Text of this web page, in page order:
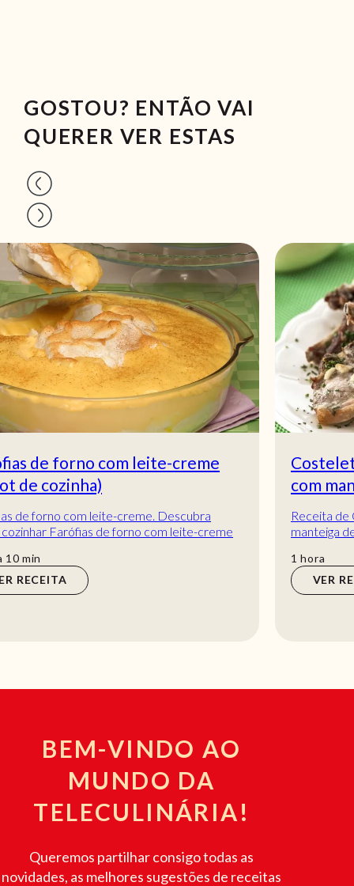
GOSTOU? ENTÃO VAI
QUERER VER ESTAS
Costeletas de borrego grelhadas
com manteiga de ervas
Receita de Costeletas de borrego grelhadas com
manteiga de ervas. Descubra como cozinhar a
ma...
VER RECEITA
BEM-VINDO AO
MUNDO DA
TELECULINÁRIA!
Queremos partilhar consigo todas as
novidades, as melhores sugestões de receitas